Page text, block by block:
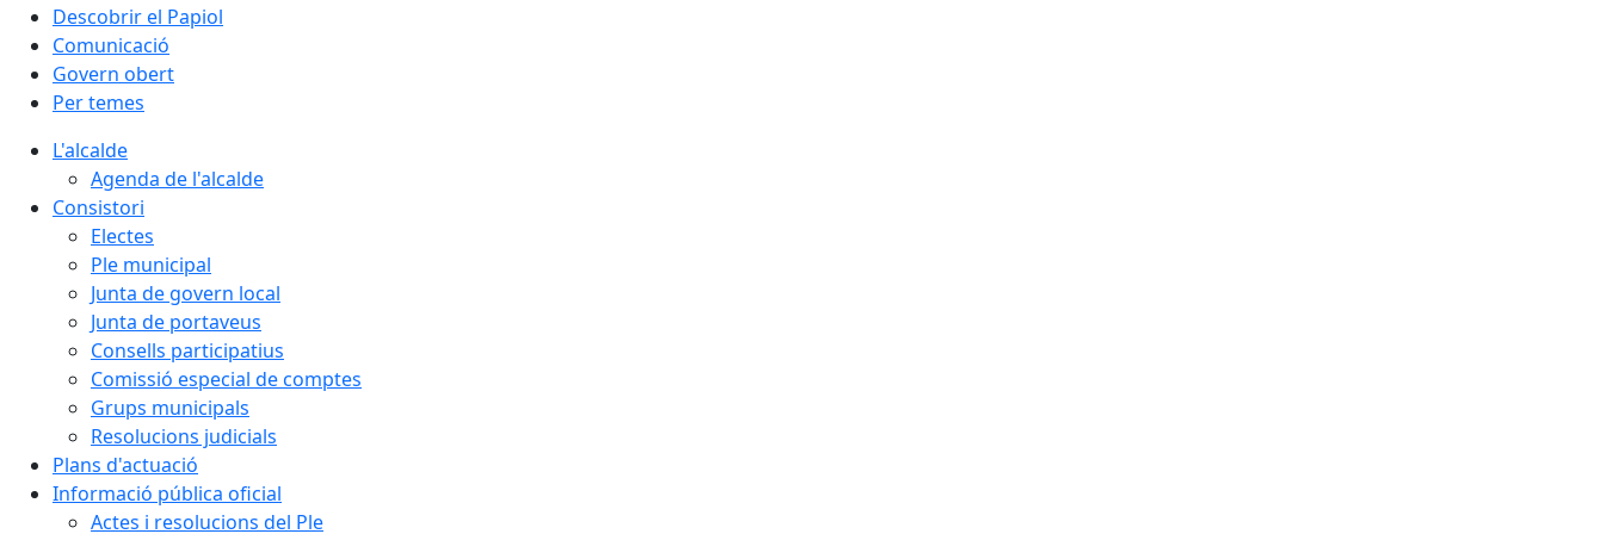
Descobrir el Papiol
Comunicació
Govern obert
Per temes
L'alcalde
Agenda de l'alcalde
Consistori
Electes
Ple municipal
Junta de govern local
Junta de portaveus
Consells participatius
Comissió especial de comptes
Grups municipals
Resolucions judicials
Plans d'actuació
Informació pública oficial
Actes i resolucions del Ple